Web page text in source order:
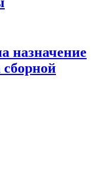
назначение
сборной